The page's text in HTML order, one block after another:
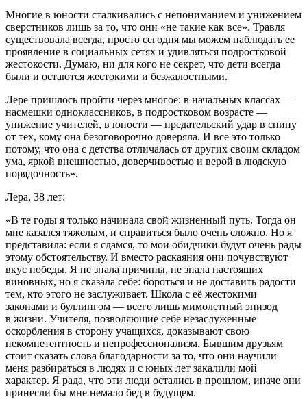
Многие в юности сталкивались с непониманием и унижением
сверстников лишь за то, что они «не такие как все». Травля
существовала всегда, просто сегодня мы можем наблюдать ее
проявление в социальных сетях и удивляться подростковой
жестокости. Думаю, ни для кого не секрет, что дети всегда
были и остаются жестокими и безжалостными.
Лере пришлось пройти через многое: в начальных классах —
насмешки одноклассников, в подростковом возрасте —
унижение учителей, в юности — предательский удар в спину
от тех, кому она безоговорочно доверяла. И все это только
потому, что она с детства отличалась от других своим складом
ума, яркой внешностью, доверчивостью и верой в людскую
порядочность».
Лера, 38 лет:
«В те годы я только начинала свой жизненный путь. Тогда он
мне казался тяжелым, и справиться было очень сложно. Но я
представила: если я сдамся, то мои обидчики будут очень рады
этому обстоятельству. И вместо раскаяния они почувствуют
вкус победы. Я не знала причины, не знала настоящих
виновных, но я сказала себе: бороться и не доставить радости
тем, кто этого не заслуживает. Школа с еë жестокими
законами и буллингом — всего лишь мимолетный эпизод
в жизни. Учителя, позволяющие себе незаслуженные
оскорбления в сторону учащихся, доказывают свою
некомпетентность и непрофессионализм. Бывшим друзьям
стоит сказать слова благодарности за то, что они научили
меня разбираться в людях и с юных лет закалили мой
характер. Я рада, что эти люди остались в прошлом, иначе они
принесли бы мне немало бед в будущем.